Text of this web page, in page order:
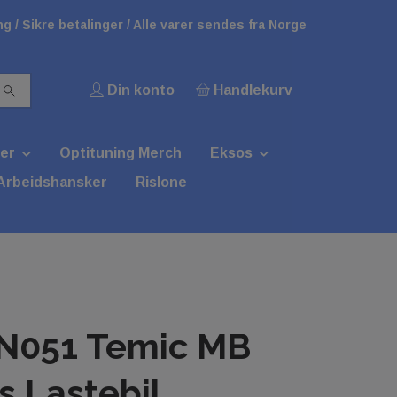
/ Sikre betalinger / Alle varer sendes fra Norge
Din konto Handlekurv
Optituning Merch
Eksos
Rislone
Temic MB